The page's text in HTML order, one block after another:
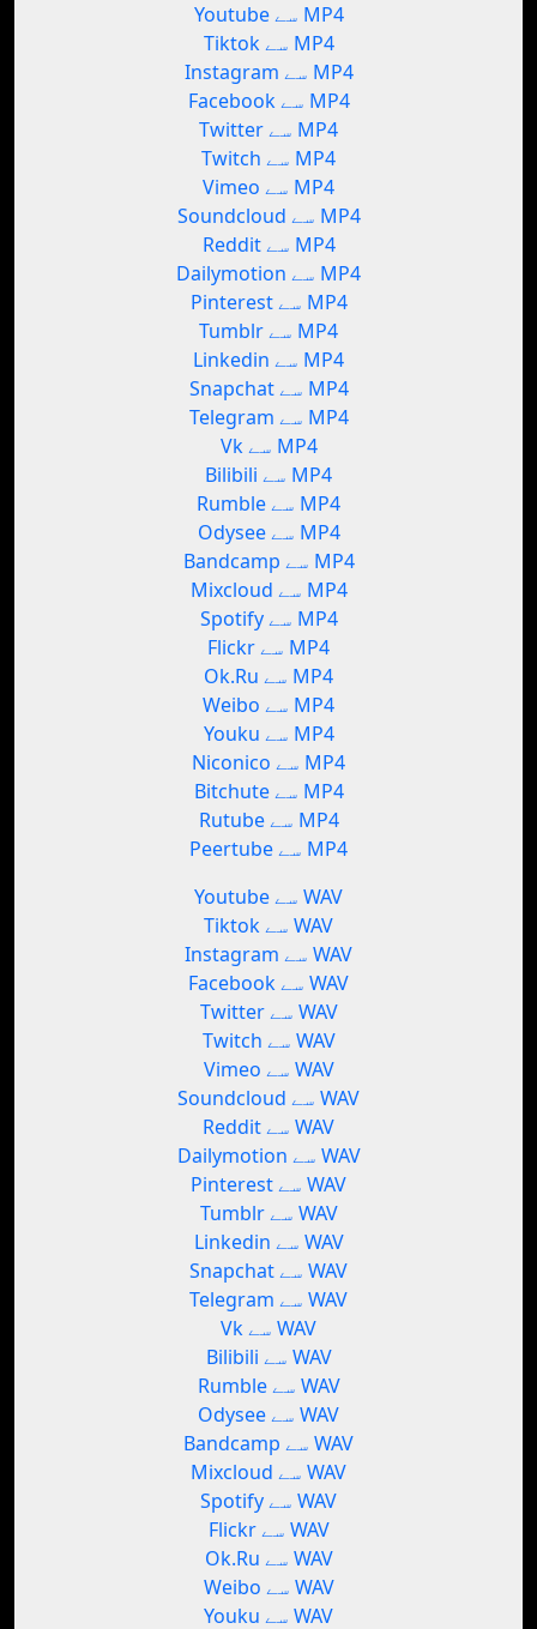
Youtube سے MP4
Tiktok سے MP4
Instagram سے MP4
Facebook سے MP4
Twitter سے MP4
Twitch سے MP4
Vimeo سے MP4
Soundcloud سے MP4
Reddit سے MP4
Dailymotion سے MP4
Pinterest سے MP4
Tumblr سے MP4
Linkedin سے MP4
Snapchat سے MP4
Telegram سے MP4
Vk سے MP4
Bilibili سے MP4
Rumble سے MP4
Odysee سے MP4
Bandcamp سے MP4
Mixcloud سے MP4
Spotify سے MP4
Flickr سے MP4
Ok.Ru سے MP4
Weibo سے MP4
Youku سے MP4
Niconico سے MP4
Bitchute سے MP4
Rutube سے MP4
Peertube سے MP4
Youtube سے WAV
Tiktok سے WAV
Instagram سے WAV
Facebook سے WAV
Twitter سے WAV
Twitch سے WAV
Vimeo سے WAV
Soundcloud سے WAV
Reddit سے WAV
Dailymotion سے WAV
Pinterest سے WAV
Tumblr سے WAV
Linkedin سے WAV
Snapchat سے WAV
Telegram سے WAV
Vk سے WAV
Bilibili سے WAV
Rumble سے WAV
Odysee سے WAV
Bandcamp سے WAV
Mixcloud سے WAV
Spotify سے WAV
Flickr سے WAV
Ok.Ru سے WAV
Weibo سے WAV
Youku سے WAV